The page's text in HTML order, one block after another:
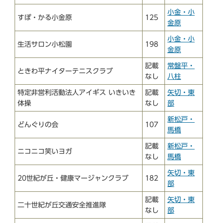
すぽ・かる小金原 125
小金・小
金原
生活サロン小松園 198
小金・小
金原
ときわ平ナイターテニスクラブ
記載
なし
常盤平・
八柱
特定非営利活動法人アイギス いきいき
体操
記載
なし
矢切・東
部
どんぐりの会 107
新松戸・
馬橋
ニコニコ笑いヨガ
記載
なし
新松戸・
馬橋
20世紀が丘・健康マージャンクラブ 182
矢切・東
部
二十世紀が丘交通安全推進隊
記載
なし
矢切・東
部